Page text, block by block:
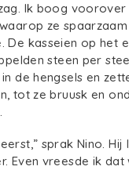
Ik boog voorover
ze
De kasseien op het
steen per
de hengsels en
tot ze bruusk en
sprak Nino.
Even vreesde ik